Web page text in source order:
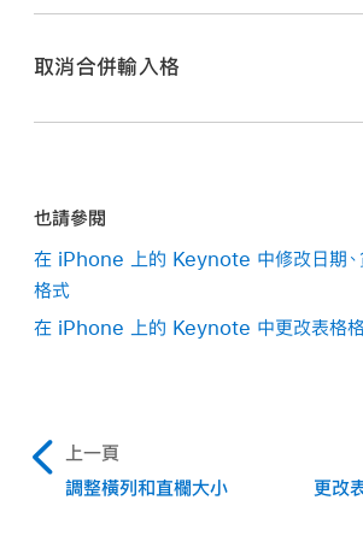
「合併」。
如果沒有看到合併輸入格的選項，請
如果在合併前只有其中一個輸入格含
的輸入格會保留該輸入格的內容和格
如果在合併前有多個輸入格含有內容
留，但具有特定資料格式的輸入格（如
入格會套用該填充顏色。
取消合併輸入格
併的輸入格中。
也請參閱
在 iPhone 上的 Keynote 中修改日期、
格式
在 iPhone 上的 Keynote 中更改表格
上一頁
調整橫列和直欄大小
更改